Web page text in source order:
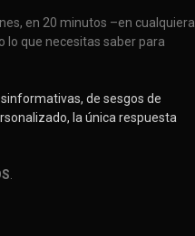
en 20 minutos –en cualquiera
lo que necesitas saber para
de sesgos de
la única respuesta